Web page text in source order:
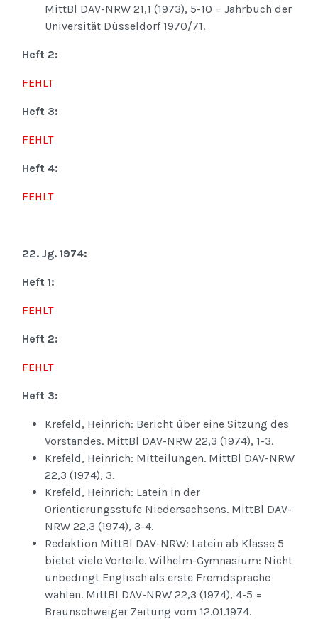
MittBl DAV-NRW 21,1 (1973), 5-10 = Jahrbuch der
Universität Düsseldorf 1970/71.
Heft 2:
FEHLT
Heft 3:
FEHLT
Heft 4:
FEHLT
22. Jg. 1974:
Heft 1:
FEHLT
Heft 2:
FEHLT
Heft 3:
Krefeld, Heinrich: Bericht über eine Sitzung des
Vorstandes. MittBl DAV-NRW 22,3 (1974), 1-3.
Krefeld, Heinrich: Mitteilungen. MittBl DAV-NRW
22,3 (1974), 3.
Krefeld, Heinrich: Latein in der
Orientierungsstufe Niedersachsens. MittBl DAV-
NRW 22,3 (1974), 3-4.
Redaktion MittBl DAV-NRW: Latein ab Klasse 5
bietet viele Vorteile. Wilhelm-Gymnasium: Nicht
unbedingt Englisch als erste Fremdsprache
wählen. MittBl DAV-NRW 22,3 (1974), 4-5 =
Braunschweiger Zeitung vom 12.01.1974.